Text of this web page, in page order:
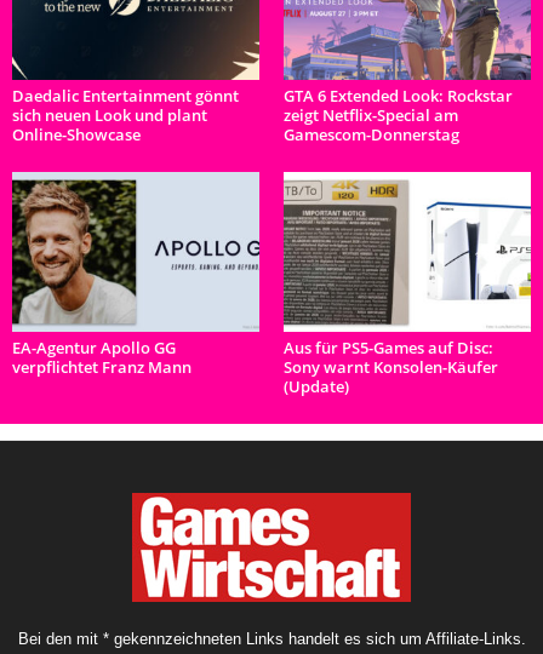
Daedalic Entertainment gönnt
sich neuen Look und plant
Online-Showcase
GTA 6 Extended Look: Rockstar
zeigt Netflix-Special am
Gamescom-Donnerstag
EA-Agentur Apollo GG
verpflichtet Franz Mann
Aus für PS5-Games auf Disc:
Sony warnt Konsolen-Käufer
(Update)
Bei den mit * gekennzeichneten Links handelt es sich um Affiliate-Links.